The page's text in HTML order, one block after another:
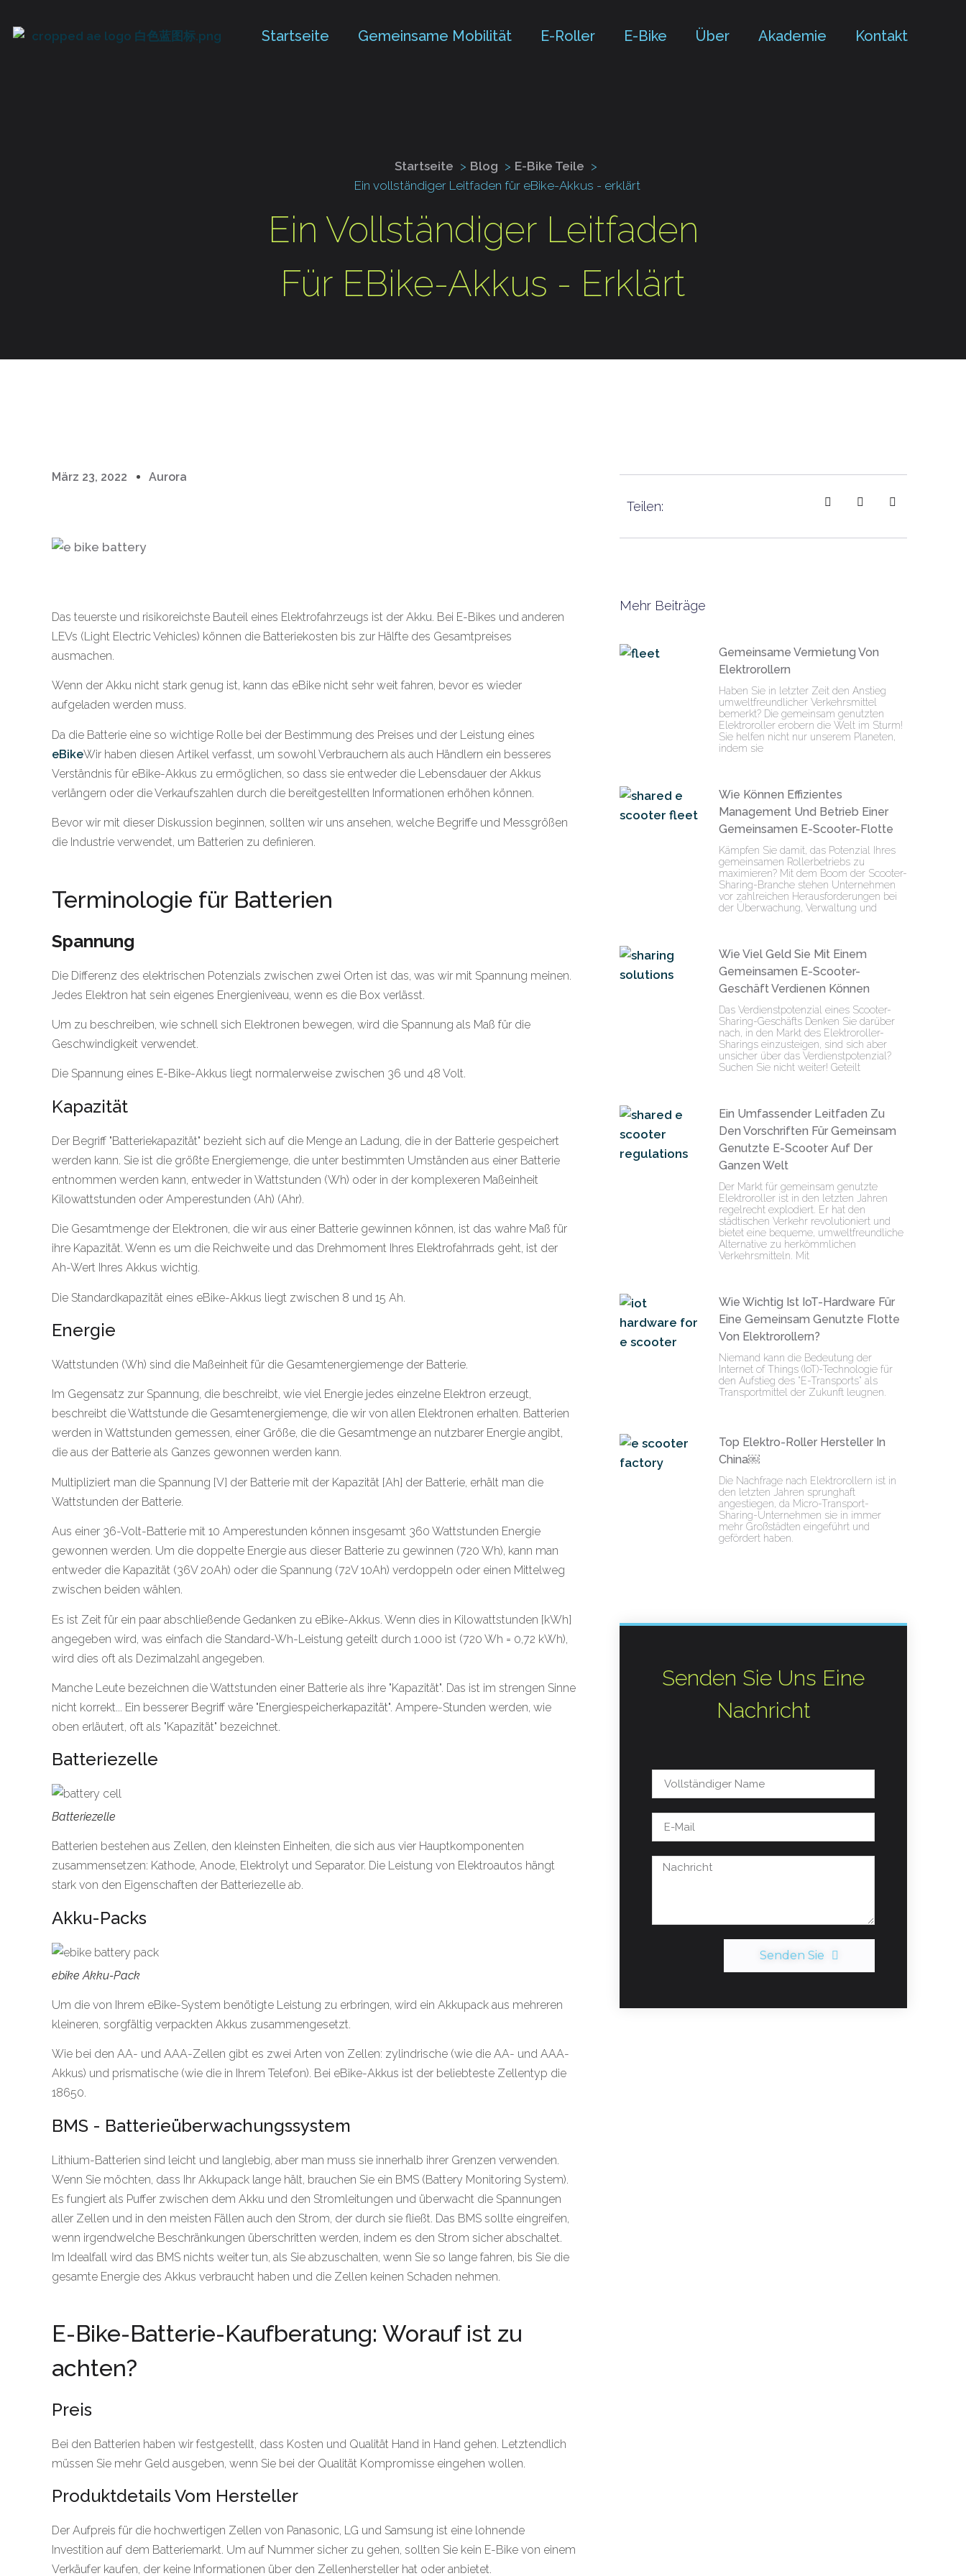
Startseite Gemeinsame Mobilität E-Roller E-Bike Über Akademie Kontakt
Startseite Blog
E-Bike Teile
Ein vollständiger Leitfaden für eBike-Akkus - erklärt
Ein Vollständiger Leitfaden
Für EBike-Akkus - Erklärt
März 23, 2022 Aurora
Das teuerste und risikoreichste Bauteil eines Elektrofahrzeugs ist der Akku. Bei E-Bikes und anderen
LEVs (Light Electric Vehicles) können die Batteriekosten bis zur Hälfte des Gesamtpreises
ausmachen.
Wenn der Akku nicht stark genug ist, kann das eBike nicht sehr weit fahren, bevor es wieder
aufgeladen werden muss.
Da die Batterie eine so wichtige Rolle bei der Bestimmung des Preises und der Leistung eines
eBikeWir haben diesen Artikel verfasst, um sowohl Verbrauchern als auch Händlern ein besseres
Verständnis für eBike-Akkus zu ermöglichen, so dass sie entweder die Lebensdauer der Akkus
verlängern oder die Verkaufszahlen durch die bereitgestellten Informationen erhöhen können.
Bevor wir mit dieser Diskussion beginnen, sollten wir uns ansehen, welche Begriffe und Messgrößen
die Industrie verwendet, um Batterien zu definieren.
Terminologie für Batterien
Spannung
Die Differenz des elektrischen Potenzials zwischen zwei Orten ist das, was wir mit Spannung meinen.
Jedes Elektron hat sein eigenes Energieniveau, wenn es die Box verlässt.
Um zu beschreiben, wie schnell sich Elektronen bewegen, wird die Spannung als Maß für die
Geschwindigkeit verwendet.
Die Spannung eines E-Bike-Akkus liegt normalerweise zwischen 36 und 48 Volt.
Kapazität
Der Begriff "Batteriekapazität" bezieht sich auf die Menge an Ladung, die in der Batterie gespeichert
werden kann. Sie ist die größte Energiemenge, die unter bestimmten Umständen aus einer Batterie
entnommen werden kann, entweder in Wattstunden (Wh) oder in der komplexeren Maßeinheit
Kilowattstunden oder Amperestunden (Ah) (Ahr).
Die Gesamtmenge der Elektronen, die wir aus einer Batterie gewinnen können, ist das wahre Maß für
ihre Kapazität. Wenn es um die Reichweite und das Drehmoment Ihres Elektrofahrrads geht, ist der
Ah-Wert Ihres Akkus wichtig.
Die Standardkapazität eines eBike-Akkus liegt zwischen 8 und 15 Ah.
Energie
Wattstunden (Wh) sind die Maßeinheit für die Gesamtenergiemenge der Batterie.
Im Gegensatz zur Spannung, die beschreibt, wie viel Energie jedes einzelne Elektron erzeugt,
beschreibt die Wattstunde die Gesamtenergiemenge, die wir von allen Elektronen erhalten. Batterien
werden in Wattstunden gemessen, einer Größe, die die Gesamtmenge an nutzbarer Energie angibt,
die aus der Batterie als Ganzes gewonnen werden kann.
Multipliziert man die Spannung [V] der Batterie mit der Kapazität [Ah] der Batterie, erhält man die
Wattstunden der Batterie.
Aus einer 36-Volt-Batterie mit 10 Amperestunden können insgesamt 360 Wattstunden Energie
gewonnen werden. Um die doppelte Energie aus dieser Batterie zu gewinnen (720 Wh), kann man
entweder die Kapazität (36V 20Ah) oder die Spannung (72V 10Ah) verdoppeln oder einen Mittelweg
zwischen beiden wählen.
Es ist Zeit für ein paar abschließende Gedanken zu eBike-Akkus. Wenn dies in Kilowattstunden [kWh]
angegeben wird, was einfach die Standard-Wh-Leistung geteilt durch 1.000 ist (720 Wh = 0,72 kWh),
wird dies oft als Dezimalzahl angegeben.
Manche Leute bezeichnen die Wattstunden einer Batterie als ihre "Kapazität". Das ist im strengen Sinne
nicht korrekt... Ein besserer Begriff wäre "Energiespeicherkapazität". Ampere-Stunden werden, wie
oben erläutert, oft als "Kapazität" bezeichnet.
Batteriezelle
Batteriezelle
Batterien bestehen aus Zellen, den kleinsten Einheiten, die sich aus vier Hauptkomponenten
zusammensetzen: Kathode, Anode, Elektrolyt und Separator. Die Leistung von Elektroautos hängt
stark von den Eigenschaften der Batteriezelle ab.
Akku-Packs
ebike Akku-Pack
Um die von Ihrem eBike-System benötigte Leistung zu erbringen, wird ein Akkupack aus mehreren
kleineren, sorgfältig verpackten Akkus zusammengesetzt.
Wie bei den AA- und AAA-Zellen gibt es zwei Arten von Zellen: zylindrische (wie die AA- und AAA-
Akkus) und prismatische (wie die in Ihrem Telefon). Bei eBike-Akkus ist der beliebteste Zellentyp die
18650.
BMS - Batterieüberwachungssystem
Lithium-Batterien sind leicht und langlebig, aber man muss sie innerhalb ihrer Grenzen verwenden.
Wenn Sie möchten, dass Ihr Akkupack lange hält, brauchen Sie ein BMS (Battery Monitoring System).
Es fungiert als Puffer zwischen dem Akku und den Stromleitungen und überwacht die Spannungen
aller Zellen und in den meisten Fällen auch den Strom, der durch sie fließt. Das BMS sollte eingreifen,
wenn irgendwelche Beschränkungen überschritten werden, indem es den Strom sicher abschaltet.
Im Idealfall wird das BMS nichts weiter tun, als Sie abzuschalten, wenn Sie so lange fahren, bis Sie die
gesamte Energie des Akkus verbraucht haben und die Zellen keinen Schaden nehmen.
E-Bike-Batterie-Kaufberatung: Worauf ist zu
achten?
Preis
Bei den Batterien haben wir festgestellt, dass Kosten und Qualität Hand in Hand gehen. Letztendlich
müssen Sie mehr Geld ausgeben, wenn Sie bei der Qualität Kompromisse eingehen wollen.
Produktdetails Vom Hersteller
Der Aufpreis für die hochwertigen Zellen von Panasonic, LG und Samsung ist eine lohnende
Investition auf dem Batteriemarkt. Um auf Nummer sicher zu gehen, sollten Sie kein E-Bike von einem
Verkäufer kaufen, der keine Informationen über den Zellenhersteller hat oder anbietet.
Teilen:
Mehr Beiträge
Gemeinsame Vermietung Von
Elektrorollern
Haben Sie in letzter Zeit den Anstieg
umweltfreundlicher Verkehrsmittel
bemerkt? Die gemeinsam genutzten
Elektroroller erobern die Welt im Sturm!
Sie helfen nicht nur unserem Planeten,
indem sie
Wie Können Effizientes
Management Und Betrieb Einer
Gemeinsamen E-Scooter-Flotte
Kämpfen Sie damit, das Potenzial Ihres
gemeinsamen Rollerbetriebs zu
maximieren? Mit dem Boom der Scooter-
Sharing-Branche stehen Unternehmen
vor zahlreichen Herausforderungen bei
der Überwachung, Verwaltung und
Wie Viel Geld Sie Mit Einem
Gemeinsamen E-Scooter-
Geschäft Verdienen Können
Das Verdienstpotenzial eines Scooter-
Sharing-Geschäfts Denken Sie darüber
nach, in den Markt des Elektroroller-
Sharings einzusteigen, sind sich aber
unsicher über das Verdienstpotenzial?
Suchen Sie nicht weiter! Geteilt
Ein Umfassender Leitfaden Zu
Den Vorschriften Für Gemeinsam
Genutzte E-Scooter Auf Der
Ganzen Welt
Der Markt für gemeinsam genutzte
Elektroroller ist in den letzten Jahren
regelrecht explodiert. Er hat den
städtischen Verkehr revolutioniert und
bietet eine bequeme, umweltfreundliche
Alternative zu herkömmlichen
Verkehrsmitteln. Mit
Wie Wichtig Ist IoT-Hardware Für
Eine Gemeinsam Genutzte Flotte
Von Elektrorollern?
Niemand kann die Bedeutung der
Internet of Things (IoT)-Technologie für
den Aufstieg des "E-Transports" als
Transportmittel der Zukunft leugnen.
Top Elektro-Roller Hersteller In
China￼
Die Nachfrage nach Elektrorollern ist in
den letzten Jahren sprunghaft
angestiegen, da Micro-Transport-
Sharing-Unternehmen sie in immer
mehr Großstädten eingeführt und
gefördert haben.
Senden Sie Uns Eine
Nachricht
Senden Sie